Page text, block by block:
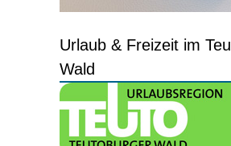
Urlaub & Freizeit im
Wald